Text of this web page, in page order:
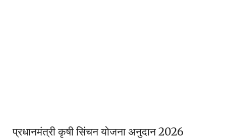
प्रधानमंत्री कृषी सिंचन योजना अनुदान 2026